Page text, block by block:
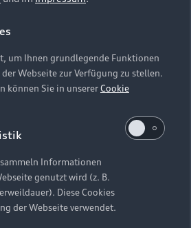
Hinweisgebersystem
Cookie-Einstellungen
Darstellung und Anordnung der
bei allen Abbildungen auf dieser
um Ihnen grundlegende Funktionen
Webseite zur Verfügung zu stellen.
können Sie in unsererCookie
Informationen
genutzt wird (z. B.
Diese Cookies
der Webseite verwendet.